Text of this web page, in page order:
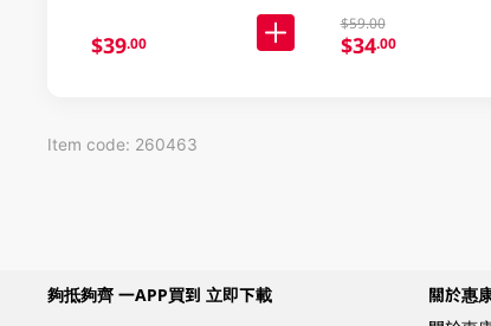
$39.00
$59.00
$34.00
Item code: 260463
夠抵夠齊 一APP買到 立即下載
關於惠